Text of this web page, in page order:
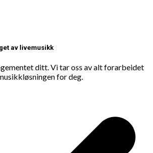
av livemusikk
ditt. Vi tar oss av alt forarbeidet
for deg.